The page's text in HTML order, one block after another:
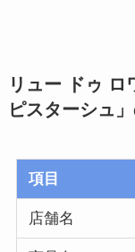
リュー ドゥ
ピスターシュ」
項目
店舗名